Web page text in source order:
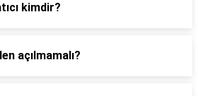
kimdir?
açılmamalı?